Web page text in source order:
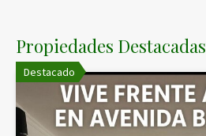
Propiedades Destacadas
Destacado